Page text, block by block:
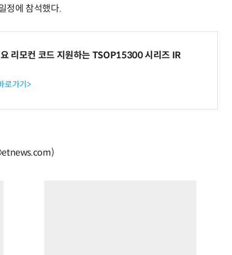
정에 참석했다.
리모컨 코드 지원하는 TSOP15300 시리즈 IR
로가기>